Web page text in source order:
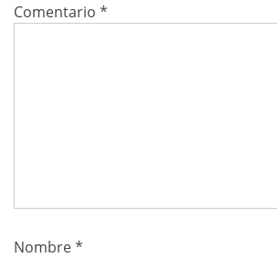
Comentario *
Nombre*